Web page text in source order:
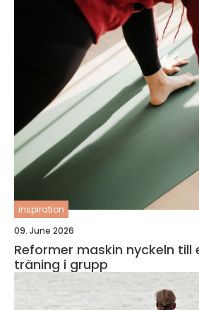
inspiration
09. June 2026
Reformer maskin nyckeln till effektiv, modern
träning i grupp